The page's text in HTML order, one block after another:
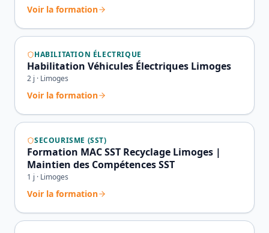
Voir la formation
HABILITATION ÉLECTRIQUE
Habilitation Véhicules Électriques Limoges
2 j · Limoges
Voir la formation
SECOURISME (SST)
Formation MAC SST Recyclage Limoges |
Maintien des Compétences SST
1 j · Limoges
Voir la formation